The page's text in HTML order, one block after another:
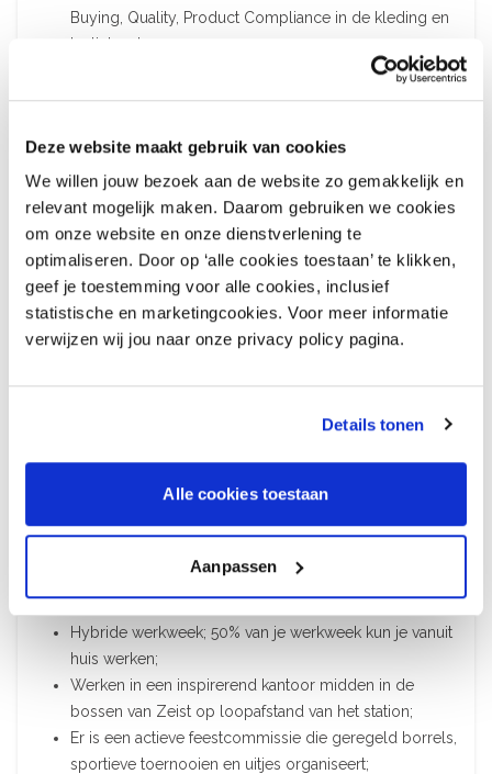
Deze website maakt gebruik van cookies
We willen jouw bezoek aan de website zo gemakkelijk en
relevant mogelijk maken. Daarom gebruiken we cookies
om onze website en onze dienstverlening te
optimaliseren. Door op ‘alle cookies toestaan’ te klikken,
geef je toestemming voor alle cookies, inclusief
statistische en marketingcookies. Voor meer informatie
verwijzen wij jou naar onze privacy policy pagina.
Details tonen
Alle cookies toestaan
Aanpassen
Buying, Quality, Product Compliance in de kleding en
textielsector.
technische en commerciële product- & proceskennis
opgedaan in de kledingsector
en hebt deze in diverse landen bezocht
je bent sociaalvaardig en klantgericht
je bent proactief en resultaatgericht
je bent sterk in woord en geschrift (NL, EN) en in staat
de Duitse taal te begrijpen
een rijbewijs in verband met ledenbezoeken
Een pré
kennis van chemicaliën en het werken met een RSL en
Dit bieden wij
Een functie voor 32 tot 38 uur per week voor één jaar
met uitzicht op een vast contract;
Hybride werkweek; 50% van je werkweek kun je vanuit
huis werken;
Werken in een inspirerend kantoor midden in de
bossen van Zeist op loopafstand van het station;
Er is een actieve feestcommissie die geregeld borrels,
sportieve toernooien en uitjes organiseert;